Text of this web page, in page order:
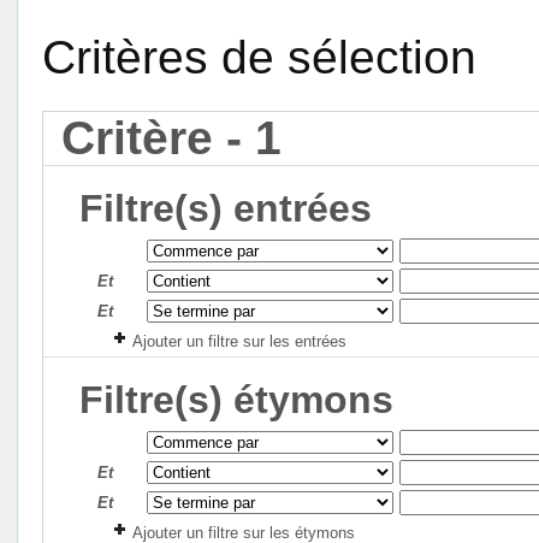
Critères de sélection
Critère - 1
Filtre(s) entrées
Et
Et
Ajouter un filtre sur les entrées
Filtre(s) étymons
Et
Et
Ajouter un filtre sur les étymons